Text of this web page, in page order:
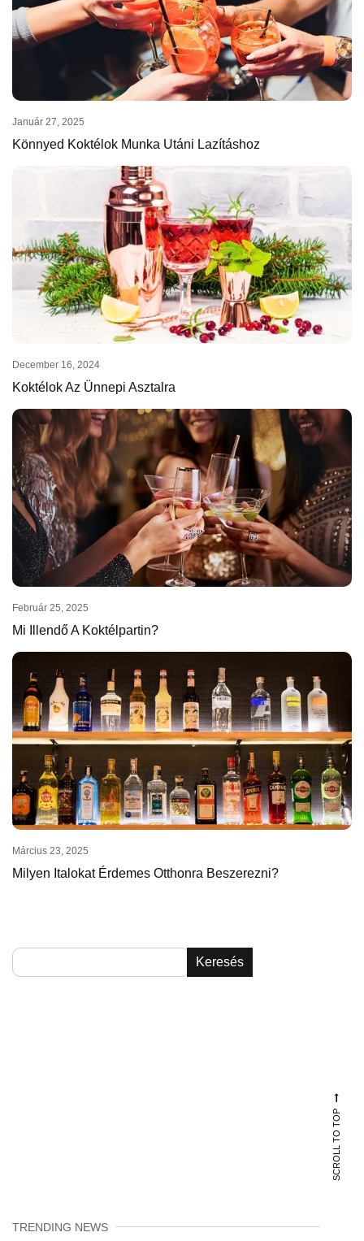
Január 27, 2025
Könnyed Koktélok Munka Utáni Lazításhoz
December 16, 2024
Koktélok Az Ünnepi Asztalra
Február 25, 2025
Mi Illendő A Koktélpartin?
Március 23, 2025
Milyen Italokat Érdemes Otthonra Beszerezni?
Keresés
TRENDING NEWS
SCROLL TO TOP